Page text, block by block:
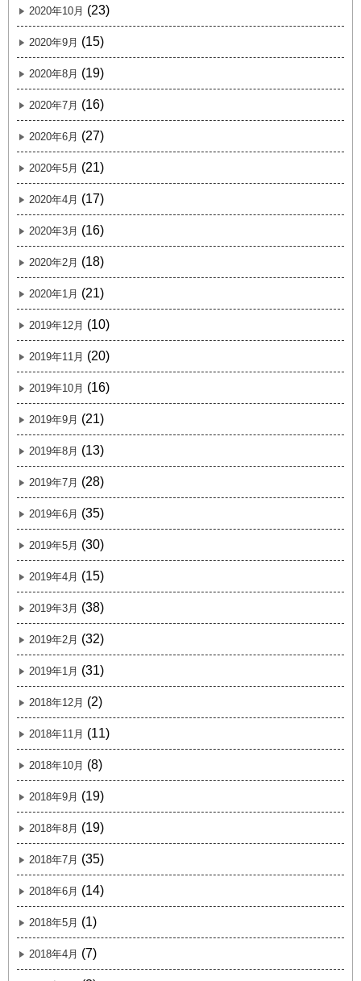
2020年10月 (23)
2020年9月 (15)
2020年8月 (19)
2020年7月 (16)
2020年6月 (27)
2020年5月 (21)
2020年4月 (17)
2020年3月 (16)
2020年2月 (18)
2020年1月 (21)
2019年12月 (10)
2019年11月 (20)
2019年10月 (16)
2019年9月 (21)
2019年8月 (13)
2019年7月 (28)
2019年6月 (35)
2019年5月 (30)
2019年4月 (15)
2019年3月 (38)
2019年2月 (32)
2019年1月 (31)
2018年12月 (2)
2018年11月 (11)
2018年10月 (8)
2018年9月 (19)
2018年8月 (19)
2018年7月 (35)
2018年6月 (14)
2018年5月 (1)
2018年4月 (7)